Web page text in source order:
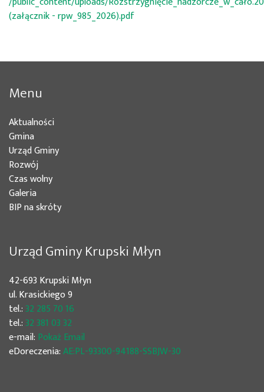
(załącznik - rpw_985_2026).pdf
Menu
Aktualności
Gmina(bieżąca)
Urząd Gminy(bieżąca)
Rozwój(bieżąca)
Czas wolny(bieżąca)
Galeria
BIP na skróty(bieżąca)
Urząd Gminy Krupski Młyn
42-693 Krupski Młyn
ul. Krasickiego 9
tel.:32 285 70 16
tel.:32 381 03 32
e-mail: Pokaż Email
eDoreczenia:AE:PL-93300-94188-SSBJW-30